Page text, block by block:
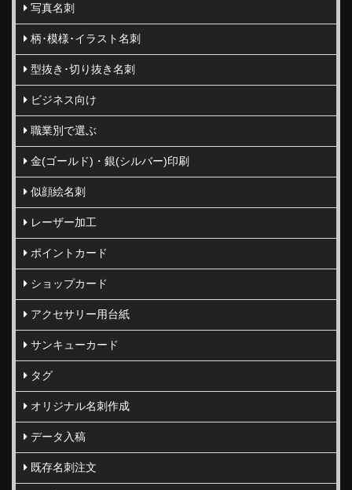
写真名刺
柄･模様･イラスト名刺
型抜き･切り抜き名刺
ビジネス向け
職業別で選ぶ
金(ゴールド)・銀(シルバー)印刷
似顔絵名刺
レーザー加工
ポイントカード
ショップカード
アクセサリー用台紙
サンキューカード
タグ
オリジナル名刺作成
データ入稿
既存名刺注文